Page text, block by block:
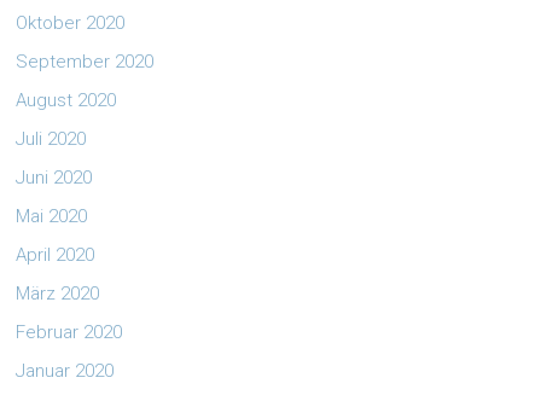
Oktober 2020
September 2020
August 2020
Juli 2020
Juni 2020
Mai 2020
April 2020
März 2020
Februar 2020
Januar 2020